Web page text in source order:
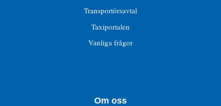
Transportörsavtal
Taxiportalen
Vanliga frågor
Om oss